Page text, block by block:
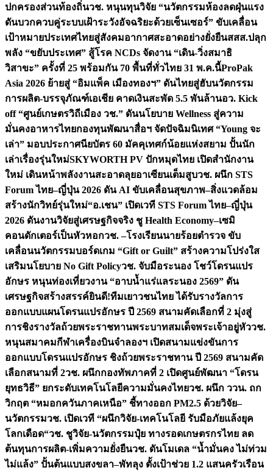
ปกครองส่วนท้องถิ่นวช. หนุนทุนวิจัย “นวัตกรรมห้องลดฝุ่นแรง
ดันบวกควบคู่ระบบเฝ้าระวังอัจฉริยะด้วยเซ็นเซอร์” ขับเคลื่อน
เป้าหมายประเทศไทยสู่สังคมอากาศสะอาดอย่างยั่งยืนสสส.ปลุก
พลัง “ขยับประเทศ” สู้โรค NCDs จัดงาน “เดิน-วิ่งสมาธิ
วิสาขะ” ครั้งที่ 25 พร้อมกัน 70 พื้นที่ทั่วไทย 31 พ.ค.นี้ProPak
Asia 2026 ย้ายสู่ “อิมแพ็ค เมืองทองฯ” ดันไทยสู่ฮับนวัตกรรม
การผลิต-บรรจุภัณฑ์เอเชีย คาดเงินสะพัด 5.5 พันล้านอว. Kick
off “ศูนย์เกษตรวิถีเมือง วช.” ดันนโยบาย Wellness สู่ความ
มั่นคงอาหารไทยกองทุนพัฒนาสื่อฯ จัดปัจฉิมนิเทศ “Young จะ
เล่า” มอบประกาศนียบัตร 60 มัคคุเทศก์น้อยแห่งสยาม ปั้นนัก
เล่าเรื่องรุ่นใหม่SKYWORTH PV ปักหมุดไทย เปิดสำนักงาน
ใหม่ เดินหน้าพลังงานสะอาดลุยอาเซียนเต็มสูบวช. ผนึก STS
Forum ไทย–ญี่ปุ่น 2026 ดัน AI ขับเคลื่อนสุขภาพ–สิ่งแวดล้อม
สร้างนักวิทย์รุ่นใหม่“อ.เชน” เปิดเวที STS Forum ไทย–ญี่ปุ่น
2026 ดันงานวิจัยสู่เศรษฐกิจจริง ชู Health Economy–เซมิ
คอนดักเตอร์เป็นหัวหอกวช. –โรงเรียนนายร้อยตำรวจ ขับ
เคลื่อนนวัตกรรมบอร์ดเกม “Gift or Guilt” สร้างความโปร่งใส
เสริมนโยบาย No Gift Policyวช. จับมือระนอง โชว์โดรนแปร
อักษร หนุนท่องเที่ยวงาน “อาบน้ำแร่แลระนอง 2569” ดัน
เศรษฐกิจสร้างสรรค์ยินดี!ทีมเยาวชนไทย ได้รับรางวัลการ
ออกแบบแผนโดรนแปรอักษร ปี 2569 สนามคัดเลือกที่ 2 มุ่งสู่
การชิงรางวัลถ้วยพระราชทานพระบาทสมเด็จพระเจ้าอยู่หัววช.
หนุนสมาคมกีฬาเครื่องบินจำลองฯ เปิดสนามแข่งขันการ
ออกแบบโดรนแปรอักษร ชิงถ้วยพระราชทาน ปี 2569 สนามคัด
เลือกสนามที่ 2วช. ผนึกกองทัพภาคที่ 2 เปิดศูนย์พัฒนา “โดรน
ยุทธวิธี” ยกระดับเทคโนโลยีความมั่นคงไทยวช. ผนึก ววน. ถก
วิกฤต “หมอกควันภาคเหนือ” ชี้ทางออก PM2.5 ด้วยวิจัย–
นวัตกรรมวช. เปิดเวที “ผนึกวิจัย-เทคโนโลยี รับมือภัยแล้งยุค
โลกเดือด“วช. ชูวิจัย-นวัตกรรมปุ๋ย ทางรอดเกษตรกรไทย ลด
ต้นทุนการผลิต-เพิ่มความยั่งยืนวช. ดันโมเดล “น้ำมั่นคง ไม่ท่วม
ไม่แล้ง” ปั้นต้นแบบสงขลา–พัทลุง ตั้งเป้าช่วย 1.2 แสนครัวเรือน